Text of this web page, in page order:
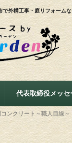
で外構工事・庭リフォー
代表取締役メッセ
ンクリート～職人目線～